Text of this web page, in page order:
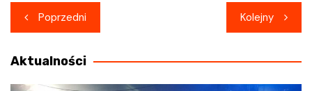
Nawigacja
wpisu
Poprzedni Kolejny
Aktualności